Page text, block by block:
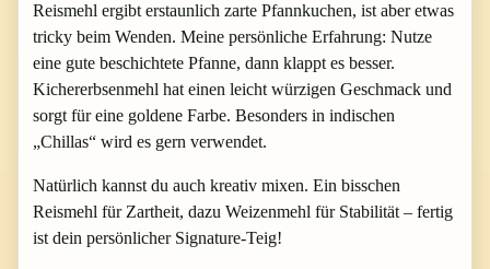
Reismehl ergibt erstaunlich zarte Pfannkuchen, ist aber etwas
tricky beim Wenden. Meine persönliche Erfahrung: Nutze
eine gute beschichtete Pfanne, dann klappt es besser.
Kichererbsenmehl hat einen leicht würzigen Geschmack und
sorgt für eine goldene Farbe. Besonders in indischen
„Chillas“ wird es gern verwendet.
Natürlich kannst du auch kreativ mixen. Ein bisschen
Reismehl für Zartheit, dazu Weizenmehl für Stabilität – fertig
ist dein persönlicher Signature-Teig!